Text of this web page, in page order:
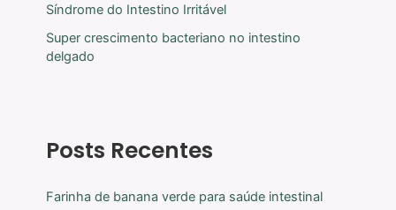
Síndrome do Intestino Irritável
Super crescimento bacteriano no intestino
delgado
Posts Recentes
Farinha de banana verde para saúde intestinal